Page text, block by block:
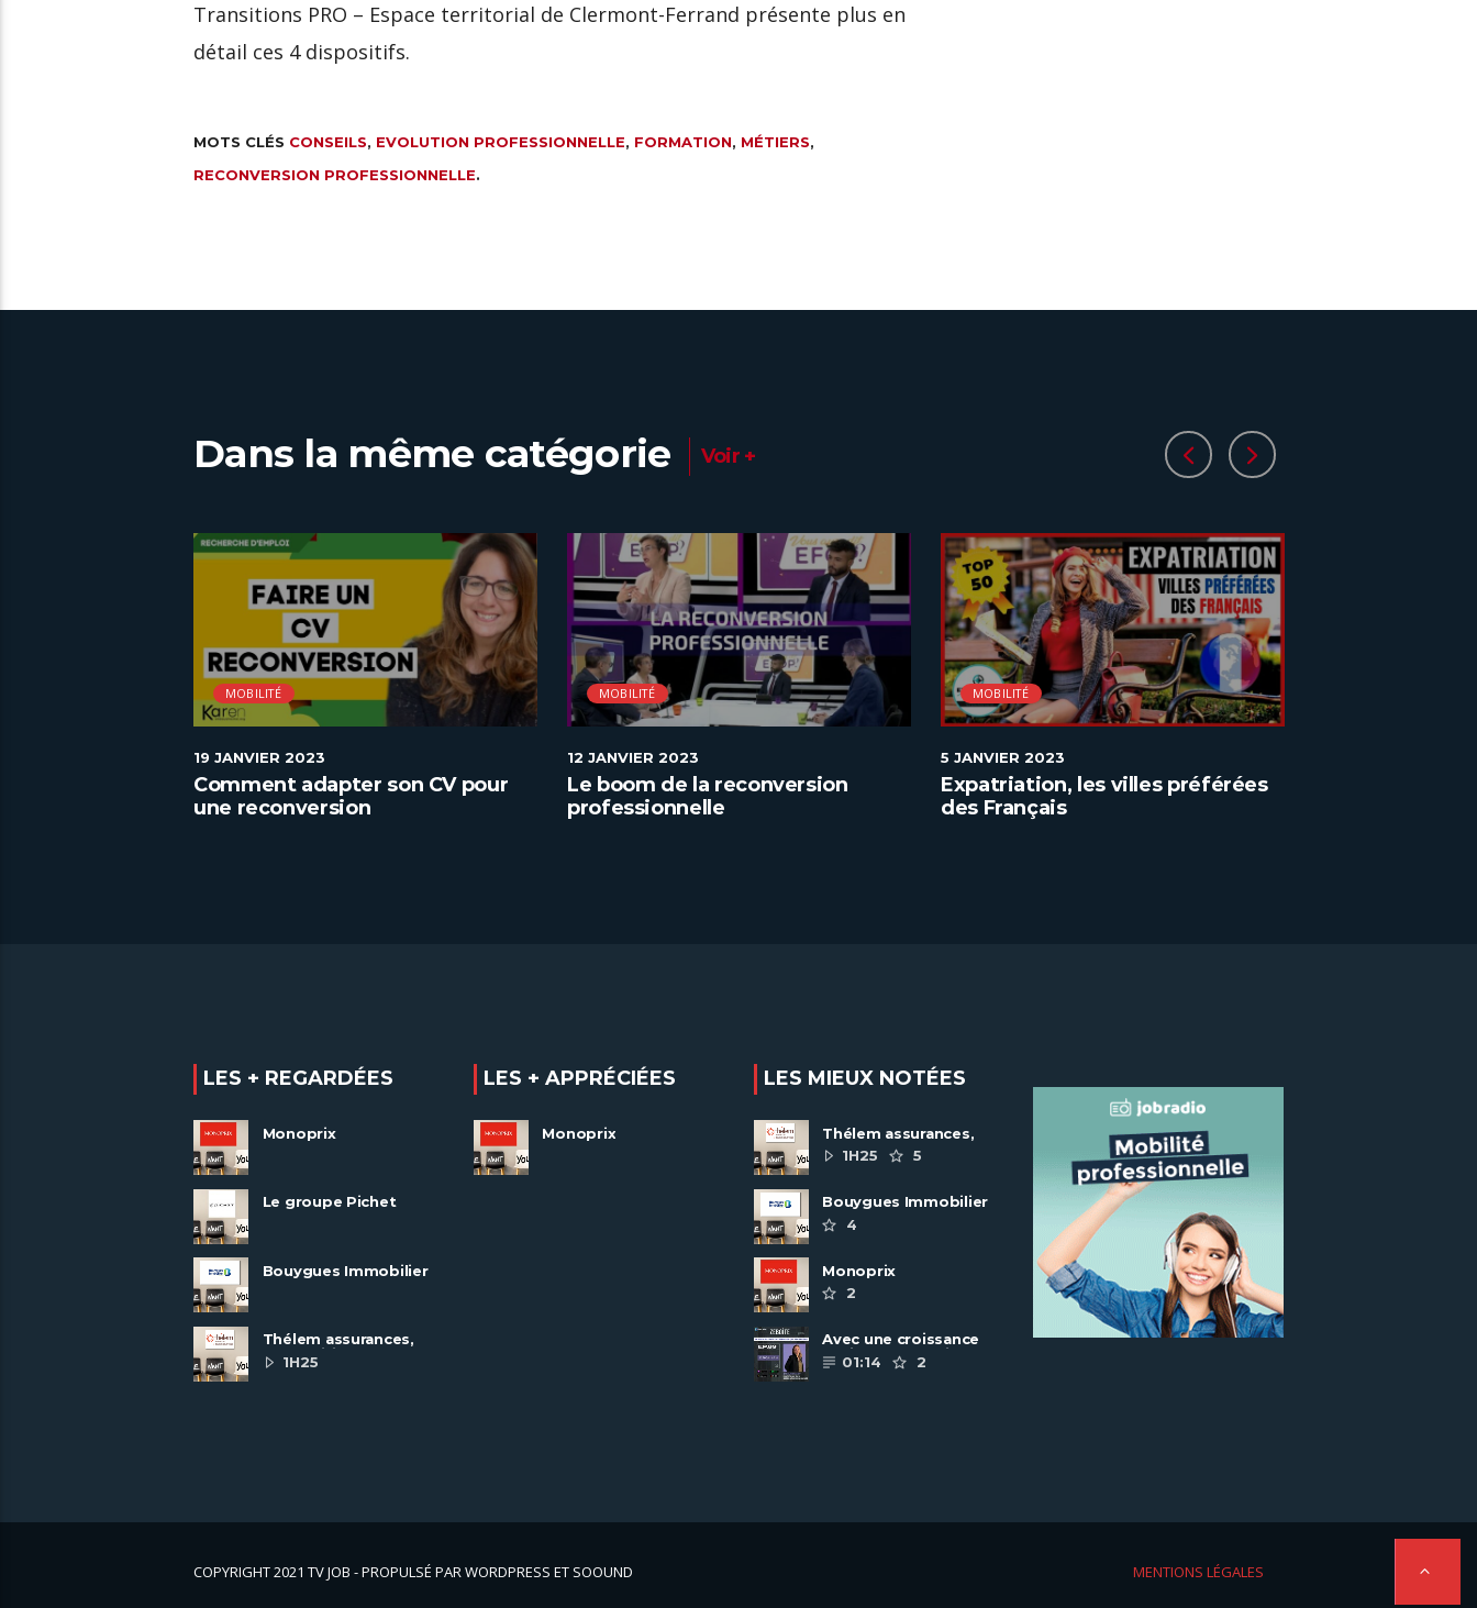
Transitions PRO – Espace territorial de Clermont-Ferrand présente plus en
détail ces 4 dispositifs.
MOTS CLÉS CONSEILS, EVOLUTION PROFESSIONNELLE, FORMATION, MÉTIERS,
RECONVERSION PROFESSIONNELLE.
Dans la même catégorie Voir +
MOBILITÉ
19 JANVIER 2023
Comment adapter son CV pour
une reconversion
MOBILITÉ
12 JANVIER 2023
Le boom de la reconversion
professionnelle
MOBILITÉ
5 JANVIER 2023
Expatriation, les villes préférées
des Français
LES + REGARDÉES
Monoprix
Le groupe Pichet
Bouygues Immobilier
Thélem assurances,
une politique RH
ambitieuse
1H25
LES + APPRÉCIÉES
Monoprix
LES MIEUX NOTÉES
Thélem assurances,
une politique RH
ambitieuse
1H25 5
Bouygues Immobilier
recrute autour de 8
pôles métiers
4
Monoprix
2
Avec une croissance
toujours dynamique, le
groupe Scalian
01:14 2
COPYRIGHT 2021 TV JOB - PROPULSÉ PAR WORDPRESS ET SOOUND MENTIONS LÉGALES